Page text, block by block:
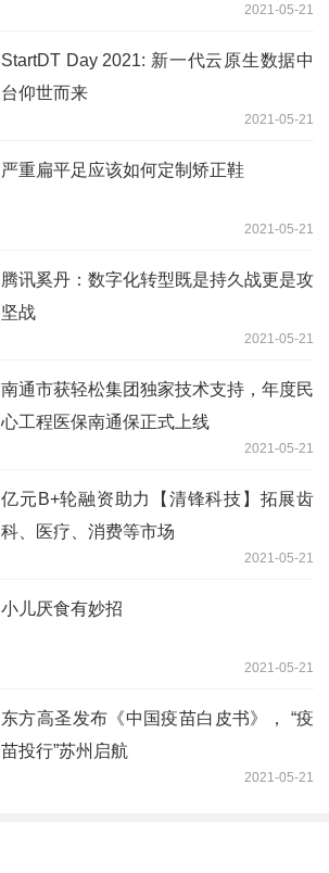
2021-05-21
StartDT Day 2021: 新一代云原生数据中
台仰世而来
2021-05-21
严重扁平足应该如何定制矫正鞋
2021-05-21
腾讯奚丹：数字化转型既是持久战更是攻
坚战
2021-05-21
南通市获轻松集团独家技术支持，年度民
心工程医保南通保正式上线
2021-05-21
亿元B+轮融资助力【清锋科技】拓展齿
科、医疗、消费等市场
2021-05-21
小儿厌食有妙招
2021-05-21
东方高圣发布《中国疫苗白皮书》， “疫
苗投行”苏州启航
2021-05-21